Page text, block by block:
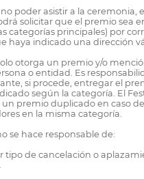
poder asistir a la ceremonia, el
solicitar que el premio sea
categorías principales) por
haya indicado una dirección
otorga un premio y/o
o entidad. Es
si procede, entregar el
según la categoría. El
premio duplicado en caso
en la misma categoría.
se hace responsable de:
tipo de cancelación o